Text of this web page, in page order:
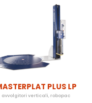
PLUS LP
avvolgitori verticali, robopac